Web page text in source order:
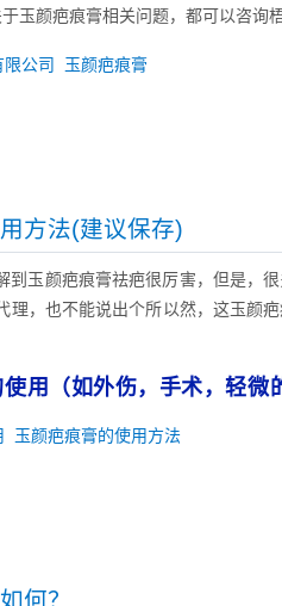
玉颜疤痕膏相关问题，都可以咨询
公司 玉颜疤痕膏
方法(建议保存)
到玉颜疤痕膏祛疤很厉害，但是，
理，也不能说出个所以然，这玉颜
用（如外伤，手术，轻微
玉颜疤痕膏的使用方法
何？